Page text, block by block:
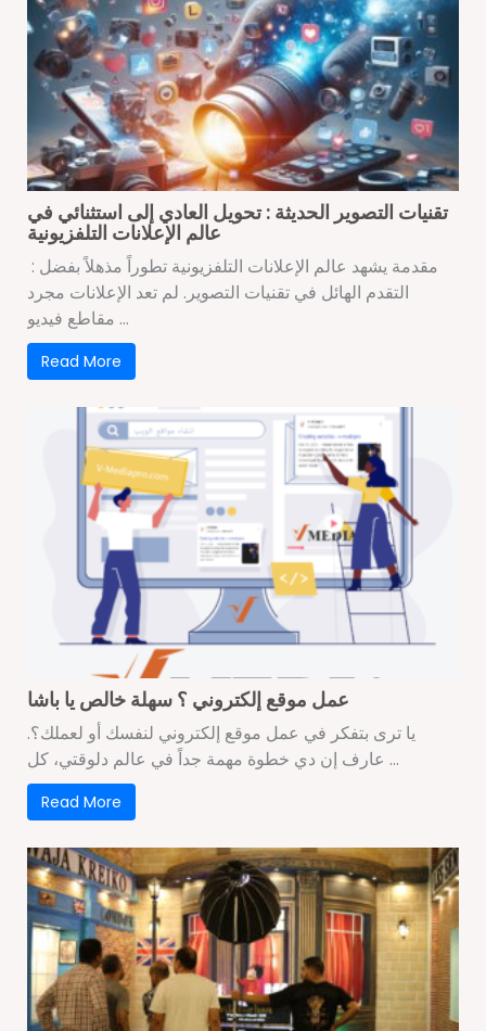
تقنيات التصوير الحديثة : تحويل العادي إلى استثنائي في
عالم الإعلانات التلفزيونية
: مقدمة يشهد عالم الإعلانات التلفزيونية تطوراً مذهلاً بفضل
التقدم الهائل في تقنيات التصوير. لم تعد الإعلانات مجرد
مقاطع فيديو ...
Read More
عمل موقع إلكتروني ؟ سهلة خالص يا باشا
.يا ترى بتفكر في عمل موقع إلكتروني لنفسك أو لعملك؟
عارف إن دي خطوة مهمة جداً في عالم دلوقتي، كل ...
Read More